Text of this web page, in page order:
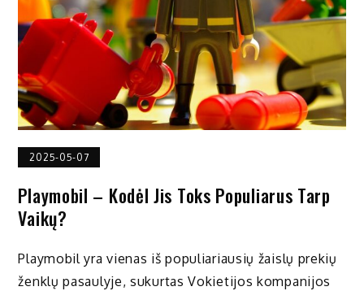
2025-05-07
Playmobil – Kodėl Jis Toks Populiarus Tarp
Vaikų?
Playmobil yra vienas iš populiariausių žaislų prekių
ženklų pasaulyje, sukurtas Vokietijos kompanijos